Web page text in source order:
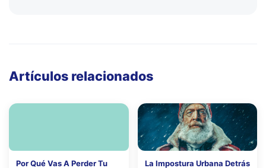
Artículos relacionados
Por Qué Vas A Perder Tu La Impostura Urbana Detrás